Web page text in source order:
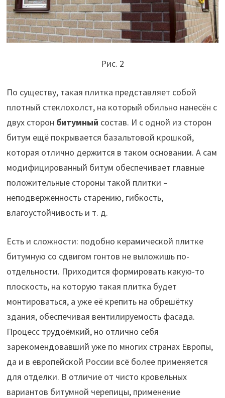
Рис. 2
По существу, такая плитка представляет собой
плотный стеклохолст, на который обильно нанесён с
двух сторон битумный состав. И с одной из сторон
битум ещё покрывается базальтовой крошкой,
которая отлично держится в таком основании. А сам
модифицированный битум обеспечивает главные
положительные стороны такой плитки –
неподверженность старению, гибкость,
влагоустойчивость и т. д.
Есть и сложности: подобно керамической плитке
битумную со сдвигом гонтов не выложишь по-
отдельности. Приходится формировать какую-то
плоскость, на которую такая плитка будет
монтироваться, а уже её крепить на обрешётку
здания, обеспечивая вентилируемость фасада.
Процесс трудоёмкий, но отлично себя
зарекомендовавший уже по многих странах Европы,
да и в европейской России всё более применяется
для отделки. В отличие от чисто кровельных
вариантов битумной черепицы, применение